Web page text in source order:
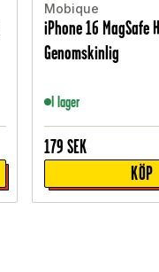
Mobique
iPhone 16 MagSafe
Genomskinlig
I lager
179 SEK
KÖP